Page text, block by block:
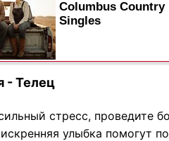
- Телец
стресс, проведите
улыбка помогут